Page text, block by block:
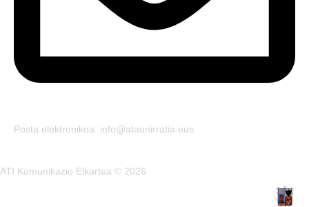
Posta elektronikoa: info@ataunirratia.eus
ATI Komunikazio Elkartea © 2026